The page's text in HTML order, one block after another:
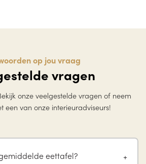
op jou vraag
vragen
onze veelgestelde vragen of neem
een van onze interieuradviseurs!
eettafel?